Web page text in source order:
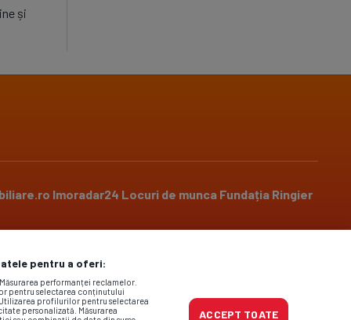
și
Imoradar24 Locuri de munca Fundația Ringier
pentru a oferi:
performanței reclamelor.
pentru selectarea conținutului
profilurilor pentru selectarea
personalizată. Măsurarea
ACCEPT TOATE